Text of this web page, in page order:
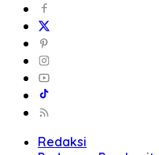
Nasional
Daerah
Barito Timur